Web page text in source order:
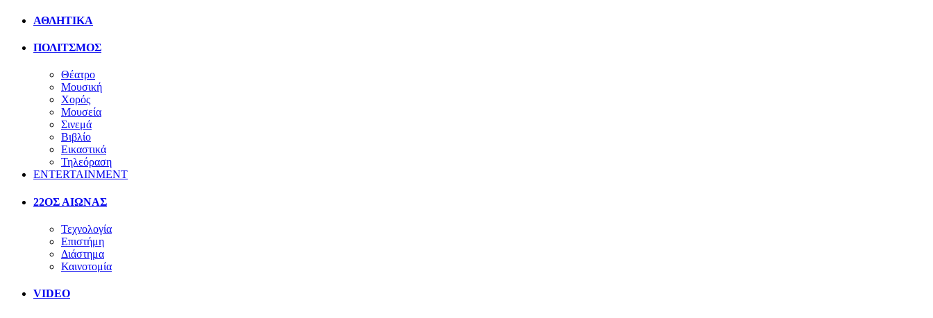
ΑΘΛΗΤΙΚΑ
ΠΟΛΙΤΣΜΟΣ
Θέατρο
Μουσική
Χορός
Μουσεία
Σινεμά
Βιβλίο
Εικαστικά
Τηλεόραση
ENTERTAINMENT
22ΟΣ ΑΙΩΝΑΣ
Τεχνολογία
Επιστήμη
Διάστημα
Καινοτομία
VIDEO